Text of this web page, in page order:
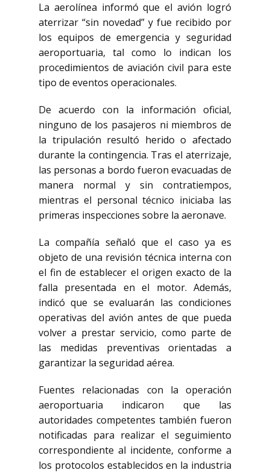
La aerolínea informó que el avión logró
aterrizar “sin novedad” y fue recibido por
los equipos de emergencia y seguridad
aeroportuaria, tal como lo indican los
procedimientos de aviación civil para este
tipo de eventos operacionales.
De acuerdo con la información oficial,
ninguno de los pasajeros ni miembros de
la tripulación resultó herido o afectado
durante la contingencia. Tras el aterrizaje,
las personas a bordo fueron evacuadas de
manera normal y sin contratiempos,
mientras el personal técnico iniciaba las
primeras inspecciones sobre la aeronave.
La compañía señaló que el caso ya es
objeto de una revisión técnica interna con
el fin de establecer el origen exacto de la
falla presentada en el motor. Además,
indicó que se evaluarán las condiciones
operativas del avión antes de que pueda
volver a prestar servicio, como parte de
las medidas preventivas orientadas a
garantizar la seguridad aérea.
Fuentes relacionadas con la operación
aeroportuaria indicaron que las
autoridades competentes también fueron
notificadas para realizar el seguimiento
correspondiente al incidente, conforme a
los protocolos establecidos en la industria